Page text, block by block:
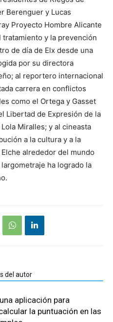
Berenguer y Lucas
Proyecto Hombre Alicante
y la prevención
de día de Elx desde una
por su directora
al reportero internacional
carrera en conflictos
como el Ortega y Gasset
Libertad de Expresión de la
Miralles; y al cineasta
a la cultura y a la
alrededor del mundo
ha logrado la
del autor
aplicación para
la puntuación en las